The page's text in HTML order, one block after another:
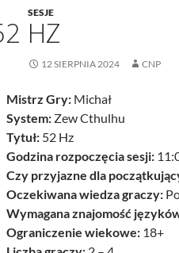
SESJE
HZ
12 SIERPNIA 2024 CNP
Mistrz Gry:Michał
System:Zew Cthulhu
Tytuł:52 Hz
Godzina rozpoczęcia sesji:
Czy przyjazne dla
Oczekiwana wiedza graczy:
Wymagana znajomość
Ograniczenie wiekowe:18+